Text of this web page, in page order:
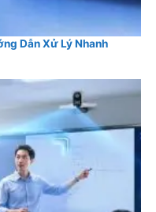
Dẫn Xử Lý Nhanh